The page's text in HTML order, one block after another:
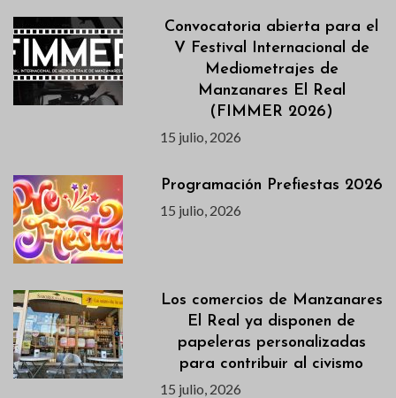
Convocatoria abierta para el
V Festival Internacional de
Mediometrajes de
Manzanares El Real
(FIMMER 2026)
15 julio, 2026
Programación Prefiestas 2026
15 julio, 2026
Los comercios de Manzanares
El Real ya disponen de
papeleras personalizadas
para contribuir al civismo
15 julio, 2026